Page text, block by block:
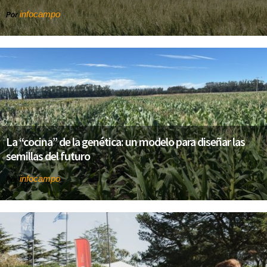
Porinfocampo
La “cocina” de la genética: un modelo para diseñar las
semillas del futuro
Por infocampo